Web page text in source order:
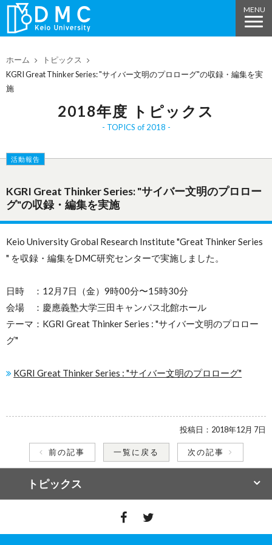
ホーム
トピックス
KGRI Great Thinker Series: "サイバー文明のプロローグ"の収録・編集を実
施
2018年度 トピックス
TOPICS of 2018
活動報告
KGRI Great Thinker Series: "サイバー文明のプロロー
グ"の収録・編集を実施
Keio University Grobal Research Institute "Great Thinker Series
" を収録・編集をDMC研究センターで実施しました。
日時 ：12月7日（金）9時00分〜15時30分
会場 ：慶應義塾大学三田キャンパス北館ホール
テーマ：KGRI Great Thinker Series : "サイバー文明のプロロー
グ"
KGRI Great Thinker Series : "サイバー文明のプロローグ"
投稿日： 2018年12月 7日
前の記事 一覧に戻る 次の記事
トピックス